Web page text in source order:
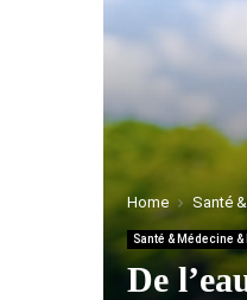
Home Santé
Santé & Médecine &
De